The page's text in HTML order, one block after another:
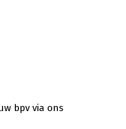
bpv via ons